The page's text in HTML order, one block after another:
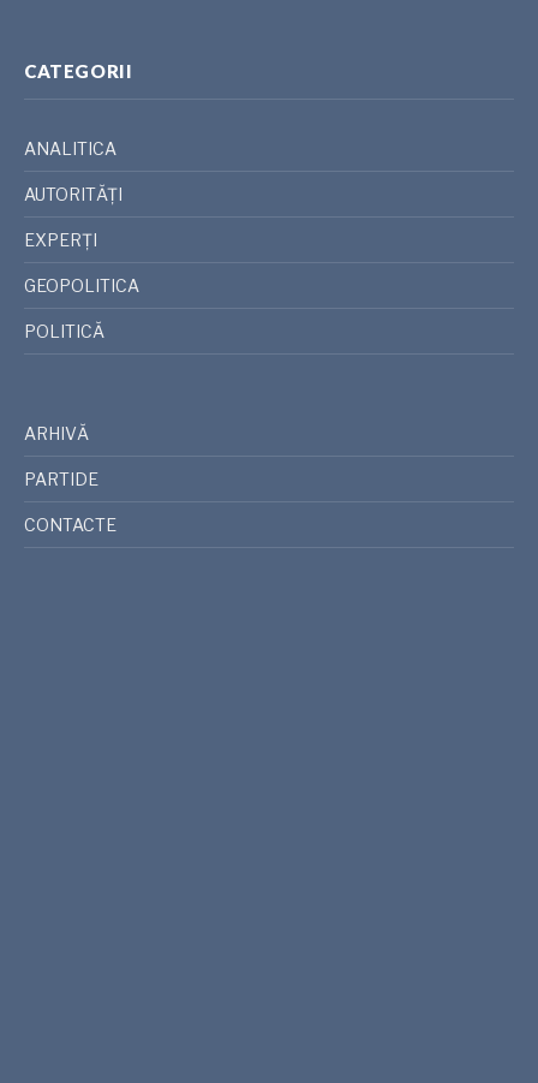
CATEGORII
ANALITICA
AUTORITĂȚI
EXPERȚI
GEOPOLITICA
POLITICĂ
ARHIVĂ
PARTIDE
CONTACTE